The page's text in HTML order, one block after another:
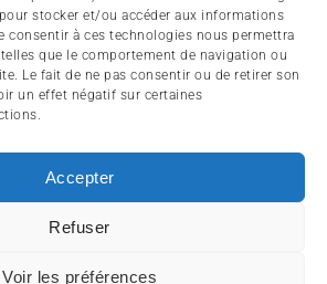
stocker et/ou accéder aux informations
consentir à ces technologies nous permettra
que le comportement de navigation ou
Le fait de ne pas consentir ou de retirer son
un effet négatif sur certaines
Accepter
Refuser
Voir les préférences
SERVICES ET TOURISME